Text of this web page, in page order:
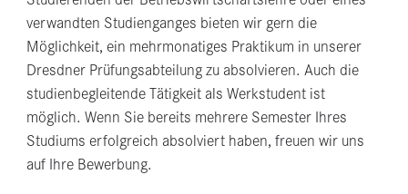
verwandten Studienganges bieten wir gern die
Möglichkeit, ein mehrmonatiges Praktikum in unserer
Dresdner Prüfungsabteilung zu absolvieren. Auch die
studienbegleitende Tätigkeit als Werkstudent ist
möglich. Wenn Sie bereits mehrere Semester Ihres
Studiums erfolgreich absolviert haben, freuen wir uns
auf Ihre Bewerbung.